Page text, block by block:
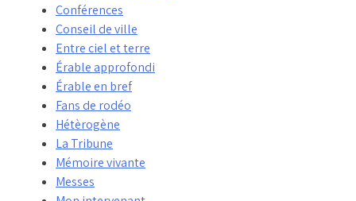
Conférences
Conseil de ville
Entre ciel et terre
Érable approfondi
Érable en bref
Fans de rodéo
Hétèrogène
La Tribune
Mémoire vivante
Messes